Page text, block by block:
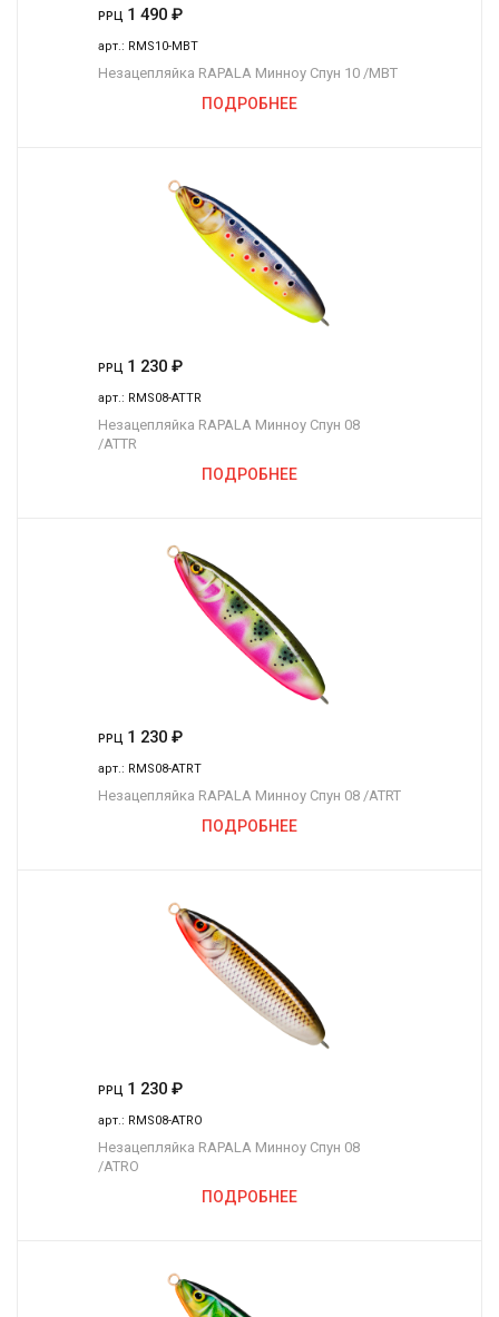
РРЦ 1 490 ₽
арт.: RMS10-MBT
Незацепляйка RAPALA Минноу Спун 10 /MBT
ПОДРОБНЕЕ
РРЦ 1 230 ₽
арт.: RMS08-ATTR
Незацепляйка RAPALA Минноу Спун 08
/ATTR
ПОДРОБНЕЕ
РРЦ 1 230 ₽
арт.: RMS08-ATRT
Незацепляйка RAPALA Минноу Спун 08 /ATRT
ПОДРОБНЕЕ
РРЦ 1 230 ₽
арт.: RMS08-ATRO
Незацепляйка RAPALA Минноу Спун 08
/ATRO
ПОДРОБНЕЕ